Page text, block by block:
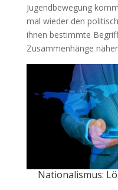
Jugendbewegung
mal wieder den
ihnen bestimmte
Zusammenhänge näher
Nationalismus: